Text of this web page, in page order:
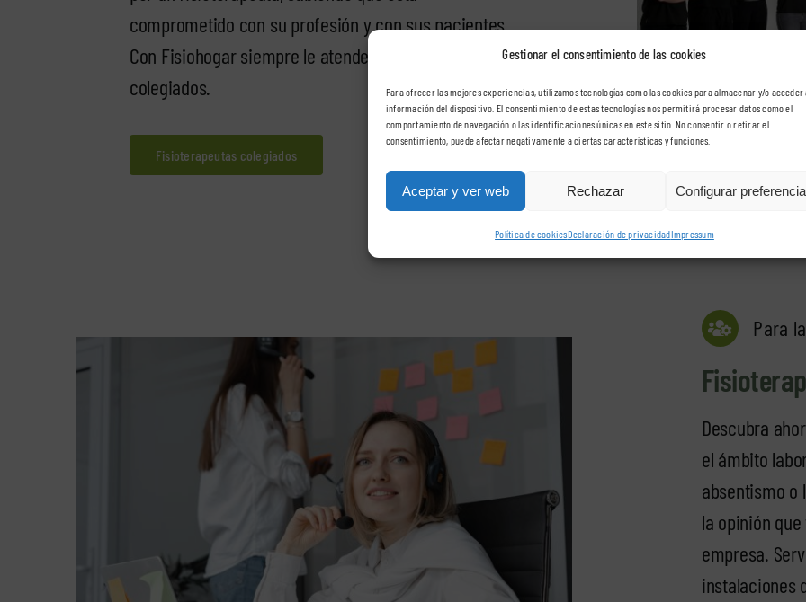
Gestionar el consentimiento de las cookies
Para ofrecer las mejores experiencias, utilizamos tecnologías como las cookies para almacenar y/o acceder
información del dispositivo. El consentimiento de estas tecnologías nos permitirá procesar datos como el
comportamiento de navegación o las identificaciones únicas en este sitio. No consentir o retirar el
consentimiento, puede afectar negativamente a ciertas características y funciones.
Aceptar y ver web Rechazar Configurar
Política de cookiesDeclaración de privacidadImpressum
comprometido con su profesión y con sus pacientes.
Con Fisiohogar siempre le atenderán fisioterapeutas
colegiados.
Fisioterapeutas colegiados
Para
Descubra
el ámbito
absentismo o
la opinión
empresa.
instalaciones